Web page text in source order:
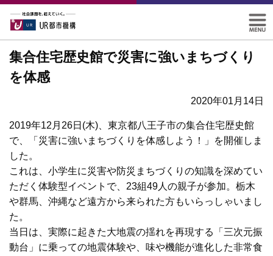
集合住宅歴史館で災害に強いまちづくり
を体感
2020年01月14日
2019年12月26日(木)、東京都八王子市の集合住宅歴史館
で、「災害に強いまちづくりを体感しよう！」を開催しま
した。
これは、小学生に災害や防災まちづくりの知識を深めてい
ただく体験型イベントで、23組49人の親子が参加。栃木
や群馬、沖縄など遠方から来られた方もいらっしゃいまし
た。
当日は、実際に起きた大地震の揺れを再現する「三次元振
動台」に乗っての地震体験や、味や機能が進化した非常食